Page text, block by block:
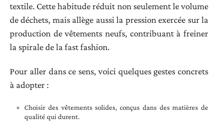
textile. Cette habitude réduit non seulement le volume
de déchets, mais allège aussi la pression exercée sur la
production de vêtements neufs, contribuant à freiner
la spirale de la fast fashion.
Pour aller dans ce sens, voici quelques gestes concrets
à adopter :
Choisir des vêtements solides, conçus dans des matières de
qualité qui durent.